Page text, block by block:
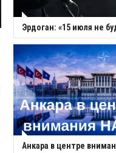
Эрдоган: «15 июля не
Анкара в центре